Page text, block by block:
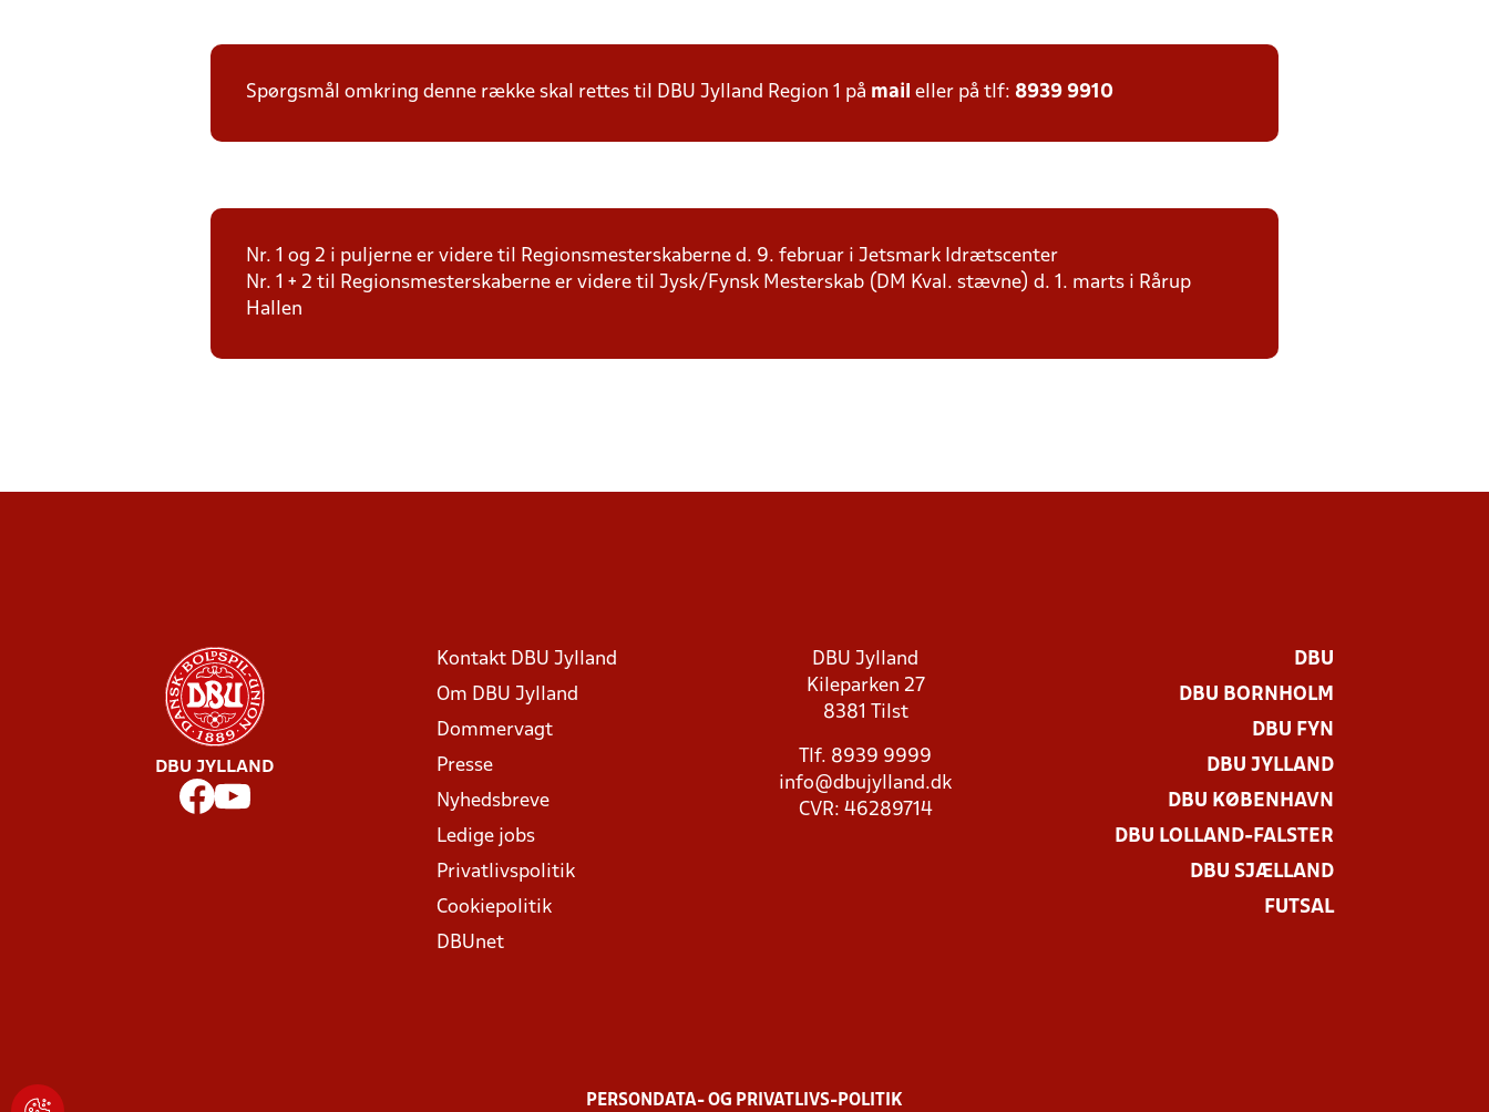
Spørgsmål omkring denne række skal rettes til DBU Jylland Region 1 på mail eller på tlf: 8939 9910
Nr. 1 og 2 i puljerne er videre til Regionsmesterskaberne d. 9. februar i Jetsmark Idrætscenter
Nr. 1 + 2 til Regionsmesterskaberne er videre til Jysk/Fynsk Mesterskab (DM Kval. stævne) d. 1. marts i Rårup
Hallen
DBU JYLLAND
Kontakt DBU Jylland
Om DBU Jylland
Dommervagt
Presse
Nyhedsbreve
Ledige jobs
Privatlivspolitik
Cookiepolitik
DBUnet
DBU Jylland
Kileparken 27
8381 Tilst
Tlf. 8939 9999
info@dbujylland.dk
CVR: 46289714
DBU
DBU BORNHOLM
DBU FYN
DBU JYLLAND
DBU KØBENHAVN
DBU LOLLAND-FALSTER
DBU SJÆLLAND
FUTSAL
PERSONDATA- OG PRIVATLIVS-POLITIK